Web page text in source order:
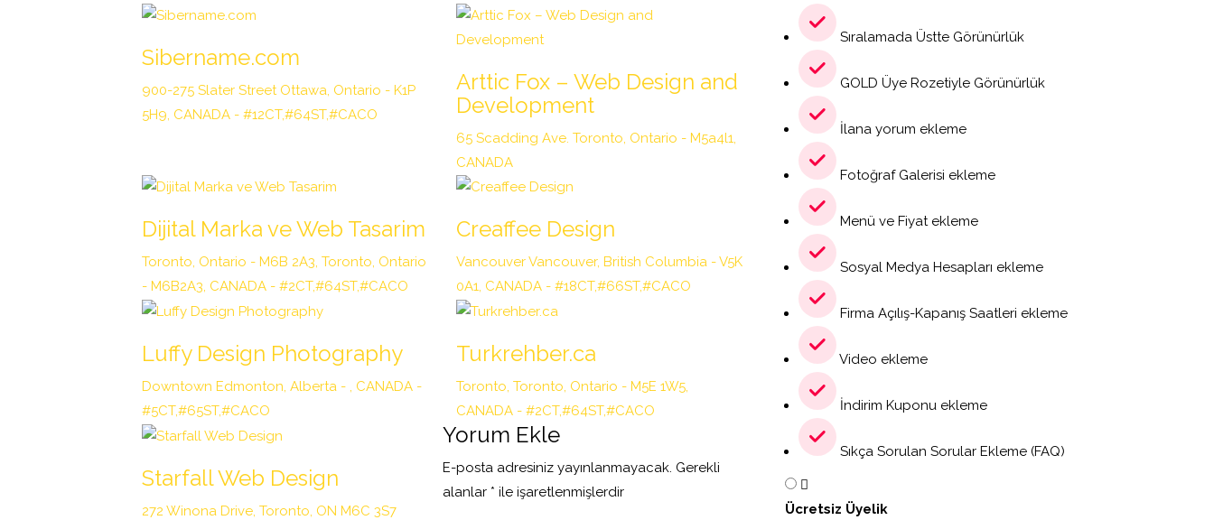
Sibername.com
900-275 Slater Street Ottawa, Ontario - K1P
5H9, CANADA - #12CT,#64ST,#CACO
Arttic Fox – Web Design and
Development
65 Scadding Ave. Toronto, Ontario - M5a4l1,
CANADA
Dijital Marka ve Web Tasarim
Toronto, Ontario - M6B 2A3, Toronto, Ontario
- M6B2A3, CANADA - #2CT,#64ST,#CACO
Creaffee Design
Vancouver Vancouver, British Columbia - V5K
0A1, CANADA - #18CT,#66ST,#CACO
Luffy Design Photography
Downtown Edmonton, Alberta - , CANADA -
#5CT,#65ST,#CACO
Turkrehber.ca
Toronto, Toronto, Ontario - M5E 1W5,
CANADA - #2CT,#64ST,#CACO
Starfall Web Design
272 Winona Drive, Toronto, ON M6C 3S7
Yorum Ekle
E-posta adresiniz yayınlanmayacak. Gerekli
alanlar * ile işaretlenmişlerdir
Sıralamada Üstte Görünürlük
GOLD Üye Rozetiyle Görünürlük
İlana yorum ekleme
Fotoğraf Galerisi ekleme
Menü ve Fiyat ekleme
Sosyal Medya Hesapları ekleme
Firma Açılış-Kapanış Saatleri ekleme
Video ekleme
İndirim Kuponu ekleme
Sıkça Sorulan Sorular Ekleme (FAQ)
Ücretsiz Üyelik